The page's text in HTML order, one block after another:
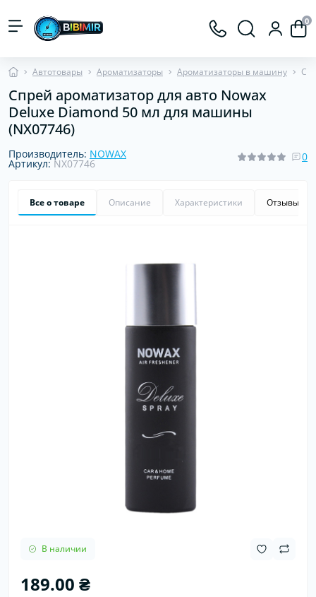
0
Автотовары Ароматизаторы Ароматизаторы в машину
Спрей ароматизатор для авто Nowax
Deluxe Diamond 50 мл для машины
(NX07746)
Производитель: NOWAX
Артикул: NX07746
0
Все о товаре Описание Характеристики Отзывы
В наличии
189.00 ₴